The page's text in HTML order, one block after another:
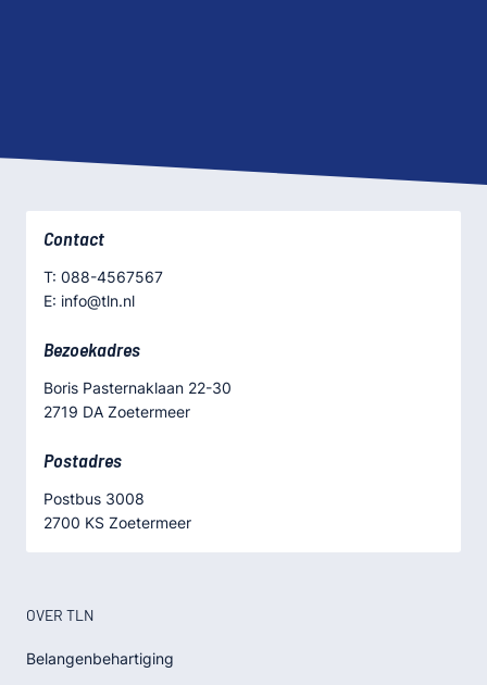
Contact
T: 088-4567567
E: info@tln.nl
Bezoekadres
Boris Pasternaklaan 22-30
2719 DA Zoetermeer
Postadres
Postbus 3008
2700 KS Zoetermeer
OVER TLN
Belangenbehartiging